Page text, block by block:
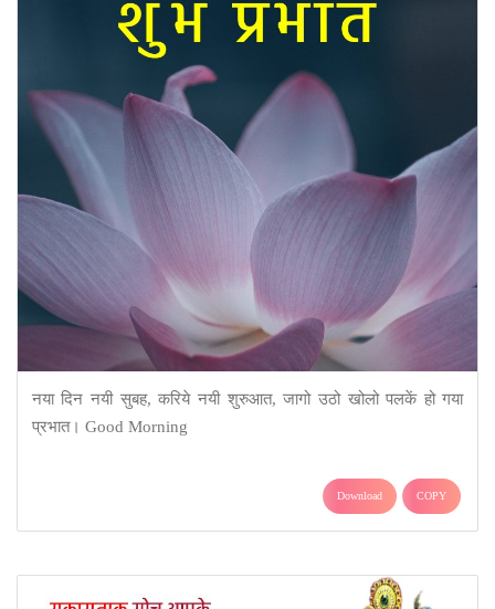
नया दिन नयी सुबह, करिये नयी शुरुआत, जागो उठो खोलो पलकें हो गया
प्रभात। Good Morning
Download COPY